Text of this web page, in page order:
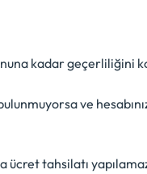
kadar geçerliliğini
ve
ücret tahsilatı